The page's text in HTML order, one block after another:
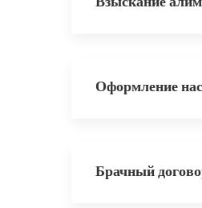
Оформление
Брачный